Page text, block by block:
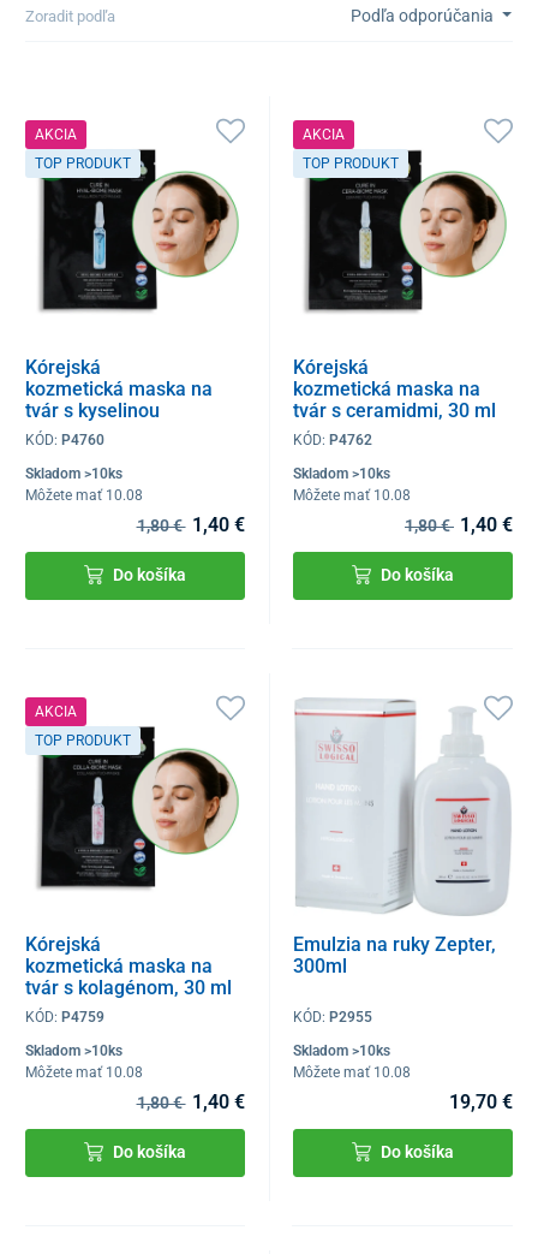
Zoradit podľa Podľa odporúčania
AKCIA
TOP PRODUKT
Kórejská
kozmetická maska na
tvár s kyselinou
hyalurónovou, 30 ml
KÓD: P4760
Skladom >10ks
Môžete mať 10.08
1,80 € 1,40 €
Do košíka
AKCIA
TOP PRODUKT
Kórejská
kozmetická maska na
tvár s ceramidmi, 30 ml
KÓD:P4762
Skladom >10ks
Môžete mať 10.08
1,80 € 1,40 €
Do košíka
AKCIA
TOP PRODUKT
Kórejská
kozmetická maska na
tvár s kolagénom, 30 ml
KÓD: P4759
Skladom >10ks
Môžete mať 10.08
1,80 € 1,40 €
Do košíka
Emulzia na ruky Zepter,
300ml
KÓD:P2955
Skladom >10ks
Môžete mať 10.08
19,70 €
Do košíka